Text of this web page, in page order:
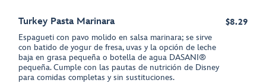
Turkey Pasta Marinara
Espagueti con pavo molido en salsa marinara; se sirve
con batido de yogur de fresa, uvas y la opción de leche
baja en grasa pequeña o botella de agua DASANI®
pequeña. Cumple con las pautas de nutrición de Disney
para comidas completas y sin sustituciones.
$8.29